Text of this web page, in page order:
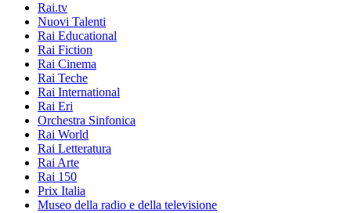
Rai.tv
Nuovi Talenti
Rai Educational
Rai Fiction
Rai Cinema
Rai Teche
Rai International
Rai Eri
Orchestra Sinfonica
Rai World
Rai Letteratura
Rai Arte
Rai 150
Prix Italia
Museo della radio e della televisione